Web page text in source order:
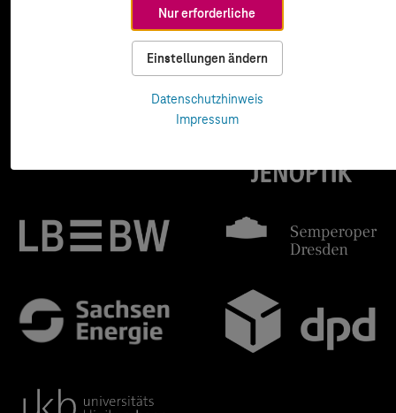
Nur erforderliche
Einstellungen ändern
Datenschutzhinweis
Impressum